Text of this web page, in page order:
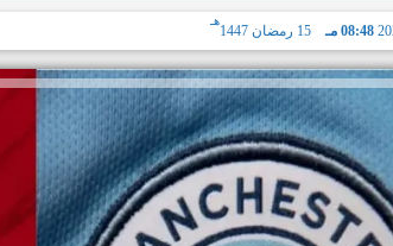
08:48 مـ 15 رمضان 1447
هـ